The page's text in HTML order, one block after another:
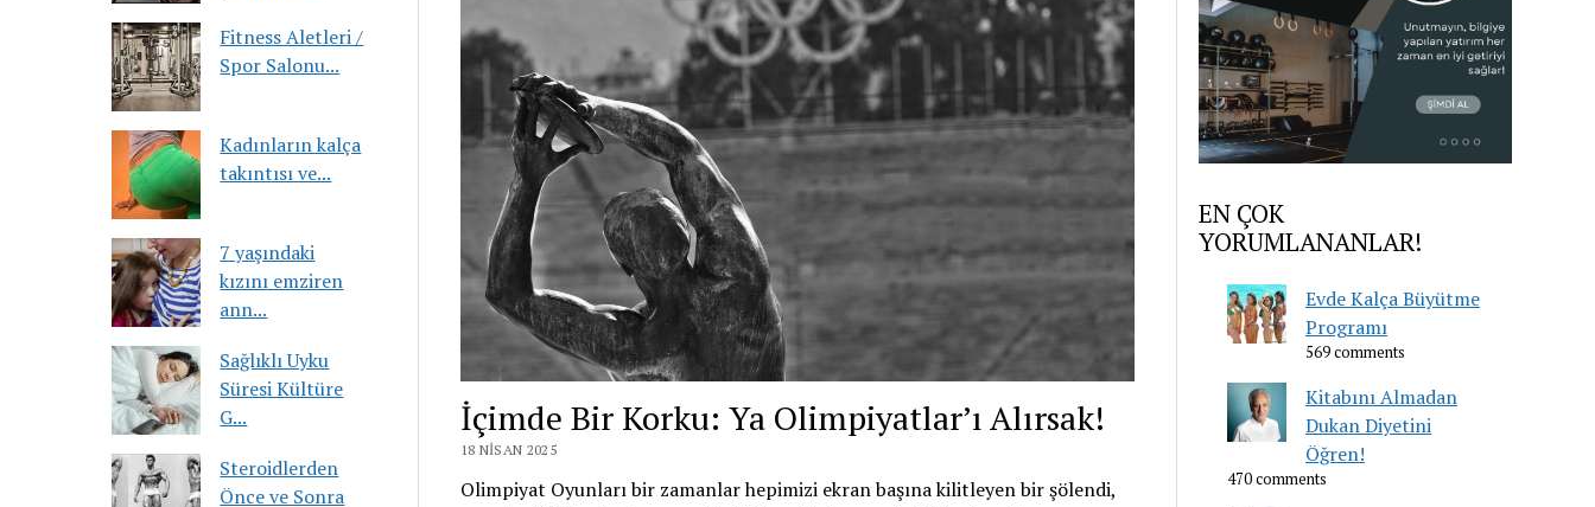
Fitness Aletleri /
Spor Salonu...
Kadınların kalça
takıntısı ve...
7 yaşındaki
kızını emziren
ann...
Sağlıklı Uyku
Süresi Kültüre
G...
Steroidlerden
Önce ve Sonra
İçimde Bir Korku: Ya Olimpiyatlar’ı Alırsak!
18 NISAN 2025
Olimpiyat Oyunları bir zamanlar hepimizi ekran başına kilitleyen bir şölendi,
EN ÇOK
YORUMLANANLAR!
Evde Kalça Büyütme
Programı
569 comments
Kitabını Almadan
Dukan Diyetini
Öğren!
470 comments